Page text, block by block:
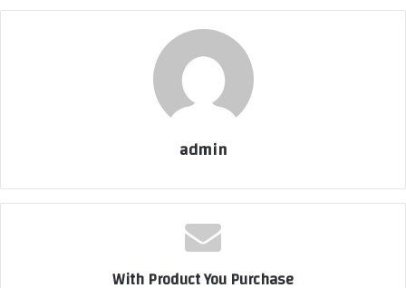
admin
With Product You Purchase